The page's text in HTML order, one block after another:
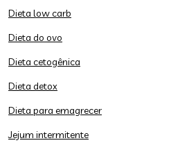
Dieta low carb
Dieta do ovo
Dieta cetogênica
Dieta detox
Dieta para emagrecer
Jejum intermitente